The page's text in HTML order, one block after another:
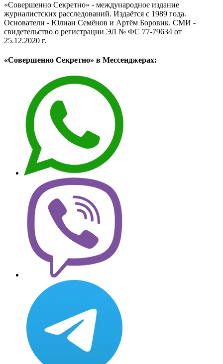
«Совершенно Секретно» - международное издание
журналистских расследований. Издаётся с 1989 года.
Основатели - Юлиан Семёнов и Артём Боровик. CМИ -
свидетельство о регистрации ЭЛ № ФС 77-79634 от
25.12.2020 г.
«Совершенно Секретно» в Мессенджерах: